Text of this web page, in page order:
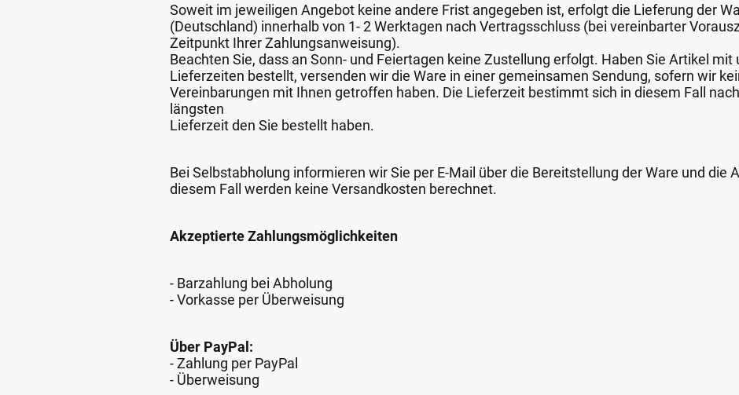
Soweit im jeweiligen Angebot keine andere Frist angegeben ist, erfolgt die Lieferung der
(Deutschland) innerhalb von 1- 2 Werktagen nach Vertragsschluss (bei vereinbarter
Zeitpunkt Ihrer Zahlungsanweisung).
Beachten Sie, dass an Sonn- und Feiertagen keine Zustellung erfolgt. Haben Sie Artikel
Lieferzeiten bestellt, versenden wir die Ware in einer gemeinsamen Sendung, sofern wir
Vereinbarungen mit Ihnen getroffen haben. Die Lieferzeit bestimmt sich in diesem Fall
längsten
Lieferzeit den Sie bestellt haben.
Bei Selbstabholung informieren wir Sie per E-Mail über die Bereitstellung der Ware und die
diesem Fall werden keine Versandkosten berechnet.
Akzeptierte Zahlungsmöglichkeiten
- Barzahlung bei Abholung
- Vorkasse per Überweisung
Über PayPal:
- Zahlung per PayPal
- Überweisung